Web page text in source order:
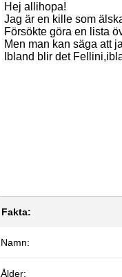
Hej allihopa!
Jag är en kille som
Försökte göra en lista
Men man kan säga att
Ibland blir det
Fakta:
Namn:
Ålder: